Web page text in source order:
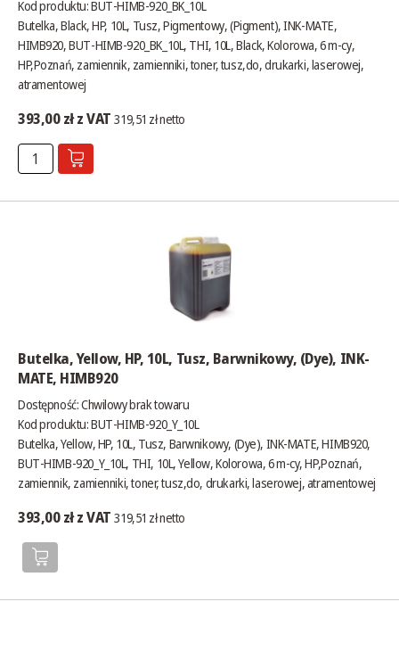
Kod produktu: BUT-HIMB-920_BK_10L
Butelka, Black, HP, 10L, Tusz, Pigmentowy, (Pigment), INK-MATE,
HIMB920, BUT-HIMB-920_BK_10L, THI, 10L, Black, Kolorowa, 6 m-cy,
HP,Poznań, zamiennik, zamienniki, toner, tusz,do, drukarki, laserowej,
atramentowej
393,00 zł z VAT 319,51 zł netto
Butelka, Yellow, HP, 10L, Tusz, Barwnikowy, (Dye), INK-
MATE, HIMB920
Dostępność:Chwilowy brak towaru
Kod produktu: BUT-HIMB-920_Y_10L
Butelka, Yellow, HP, 10L, Tusz, Barwnikowy, (Dye), INK-MATE, HIMB920,
BUT-HIMB-920_Y_10L, THI, 10L, Yellow, Kolorowa, 6 m-cy, HP,Poznań,
zamiennik, zamienniki, toner, tusz,do, drukarki, laserowej, atramentowej
393,00 zł z VAT 319,51 zł netto